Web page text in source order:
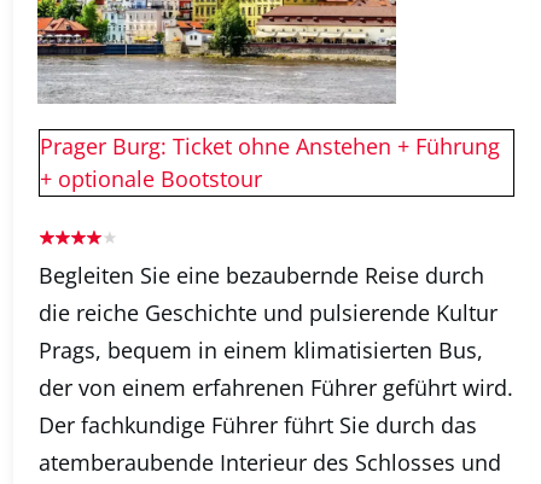
Prager Burg: Ticket ohne Anstehen + Führung
+ optionale Bootstour
Begleiten Sie eine bezaubernde Reise durch
die reiche Geschichte und pulsierende Kultur
Prags, bequem in einem klimatisierten Bus,
der von einem erfahrenen Führer geführt wird.
Der fachkundige Führer führt Sie durch das
atemberaubende Interieur des Schlosses und